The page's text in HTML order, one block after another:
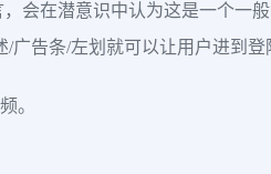
会在潜意识中认为这是一个一
告条/左划就可以让用户进到登
。